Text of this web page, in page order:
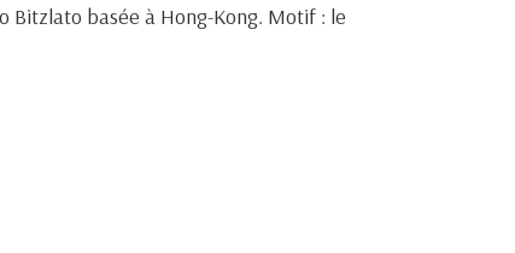
Bitzlato basée à Hong-Kong. Motif : le